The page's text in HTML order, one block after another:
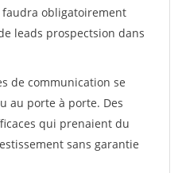
obligatoirement
leads prospectsion dans
de communication se
au porte à porte. Des
qui prenaient du
sans garantie